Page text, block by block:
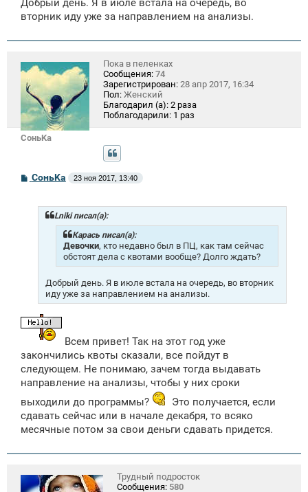
Добрый день. Я в июле встала на очередь, во
вторник иду уже за направлением на анализы.
СоньKa
Пока в пеленках
Сообщения: 74
Зарегистрирован: 28 апр 2017, 16:34
Пол: Женский
Благодарил (а): 2 раза
Поблагодарили: 1 раз
ССоньKa 23 ноя 2017, 13:40
Lniki писал(а):
Карась писал(а):
Девочки, кто недавно был в ПЦ, как там сейчас
обстоят дела с квотами вообще? Долго ждать?
Добрый день. Я в июле встала на очередь, во вторник
иду уже за направлением на анализы.
Всем привет! Так на этот год уже
закончились квоты сказали, все пойдут в
следующем. Не понимаю, зачем тогда выдавать
направление на анализы, чтобы у них сроки
выходили до программы?
Это получается, если
сдавать сейчас или в начале декабря, то всяко
месячные потом за свои деньги сдавать придется.
Трудный подросток
Сообщения: 580